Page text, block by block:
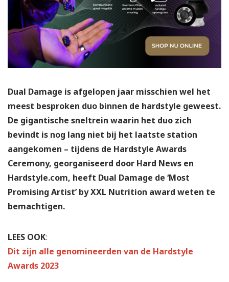
Dual Damage is afgelopen jaar misschien wel het
meest besproken duo binnen de hardstyle geweest.
De gigantische sneltrein waarin het duo zich
bevindt is nog lang niet bij het laatste station
aangekomen – tijdens de Hardstyle Awards
Ceremony, georganiseerd door Hard News en
Hardstyle.com, heeft Dual Damage de ‘Most
Promising Artist’ by XXL Nutrition award weten te
bemachtigen.
LEES OOK:
Dit zijn alle genomineerden van de Hardstyle
Awards 2023